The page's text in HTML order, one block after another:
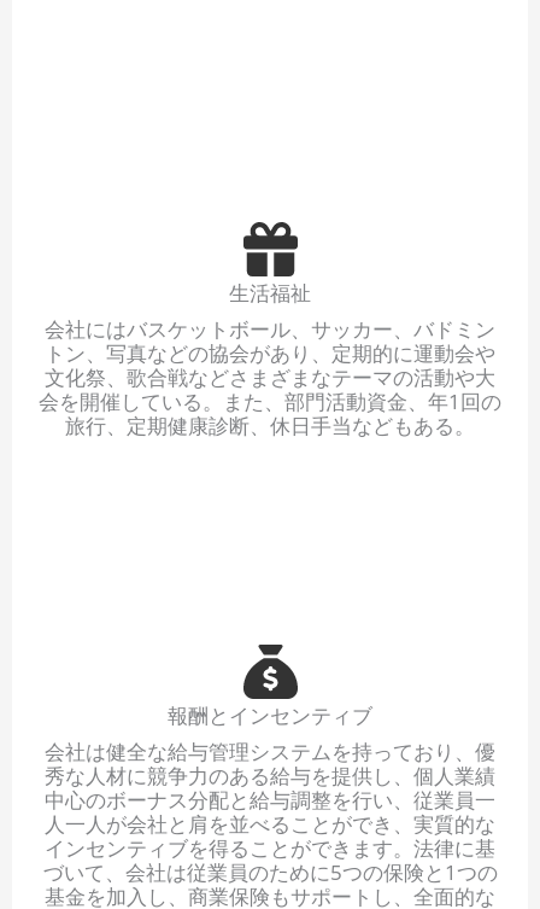
生活福祉
会社にはバスケットボール、サッカー、バドミン
トン、写真などの協会があり、定期的に運動会や
文化祭、歌合戦などさまざまなテーマの活動や大
会を開催している。また、部門活動資金、年1回の
旅行、定期健康診断、休日手当などもある。
報酬とインセンティブ
会社は健全な給与管理システムを持っており、優
秀な人材に競争力のある給与を提供し、個人業績
中心のボーナス分配と給与調整を行い、従業員一
人一人が会社と肩を並べることができ、実質的な
インセンティブを得ることができます。法律に基
づいて、会社は従業員のために5つの保険と1つの
基金を加入し、商業保険もサポートし、全面的な